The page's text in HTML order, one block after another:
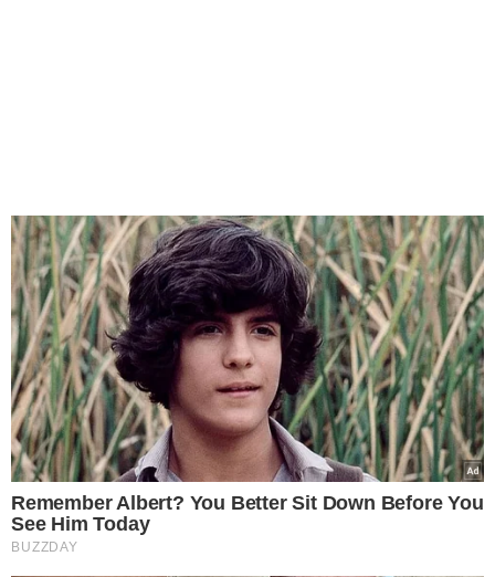
Remember Albert? You Better Sit Down Before You
See Him Today
BUZZDAY